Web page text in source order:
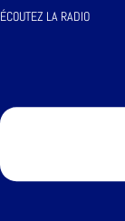
ÉCOUTEZ LA RADIO